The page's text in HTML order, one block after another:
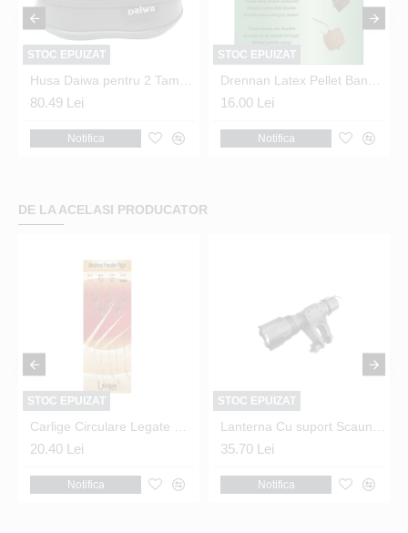
STOC EPUIZAT
80.49 Lei
Notifica
STOC EPUIZAT
16.00 Lei
Notifica
DE LA ACELASI PRODUCATOR
STOC EPUIZAT
20.40 Lei
Notifica
STOC EPUIZAT
35.70 Lei
Notifica